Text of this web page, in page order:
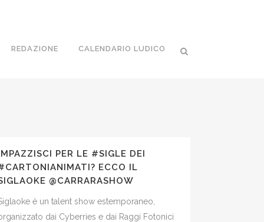
REDAZIONE CALENDARIO LUDICO
PER LE #SIGLE DEI
ECCO IL
@CARRARASHOW
è un talent show estemporaneo,
dai Cyberries e dai Raggi Fotonici